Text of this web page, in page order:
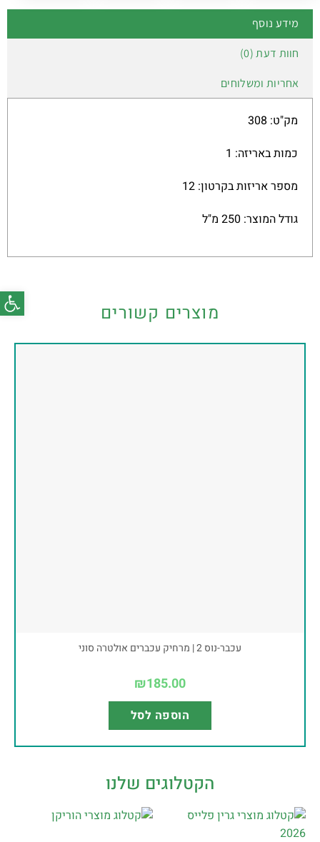
מידע נוסף
חוות דעת (0)
אחריות ומשלוחים
מק"ט: 308
כמות באריזה: 1
מספר אריזות בקרטון: 12
גודל המוצר: 250 מ"ל
מוצרים קשורים
עכבר-נוס 2 | מרחיק עכברים אולטרה סוני
₪185.00
הוספה לסל
הקטלוגים שלנו
פתח